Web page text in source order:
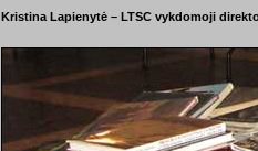
Kristina Lapienytė – LTSC vykdomoji